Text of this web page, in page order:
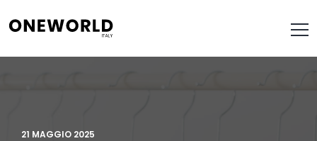
21 MAGGIO 2025